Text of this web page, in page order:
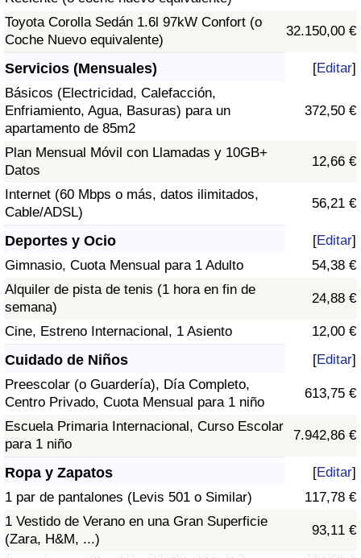
Toyota Corolla Sedán 1.6l 97kW Confort (o
Coche Nuevo equivalente)
32.150,00 €
Servicios (Mensuales) [Editar]
Básicos (Electricidad, Calefacción,
Enfriamiento, Agua, Basuras) para un
apartamento de 85m2
372,50 €
Plan Mensual Móvil con Llamadas y 10GB+
Datos
12,66 €
Internet (60 Mbps o más, datos ilimitados,
Cable/ADSL)
56,21 €
Deportes y Ocio [Editar]
Gimnasio, Cuota Mensual para 1 Adulto
54,38 €
Alquiler de pista de tenis (1 hora en fin de
semana)
24,88 €
Cine, Estreno Internacional, 1 Asiento 12,00 €
Cuidado de Niños [Editar]
Preescolar (o Guardería), Día Completo,
Centro Privado, Cuota Mensual para 1 niño
613,75 €
Escuela Primaria Internacional, Curso Escolar
para 1 niño
7.942,86 €
Ropa y Zapatos [Editar]
1 par de pantalones (Levis 501 o Similar)
117,78 €
1 Vestido de Verano en una Gran Superficie
(Zara, H&M, ...)
93,11 €